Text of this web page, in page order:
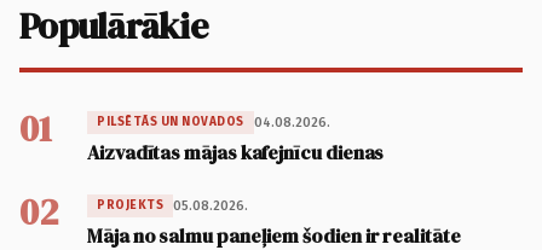
Populārākie
01 PILSĒTĀS UN NOVADOS 04.08.2026.
Aizvadītas mājas kafejnīcu dienas
02 PROJEKTS 05.08.2026.
Māja no salmu paneļiem šodien ir realitāte